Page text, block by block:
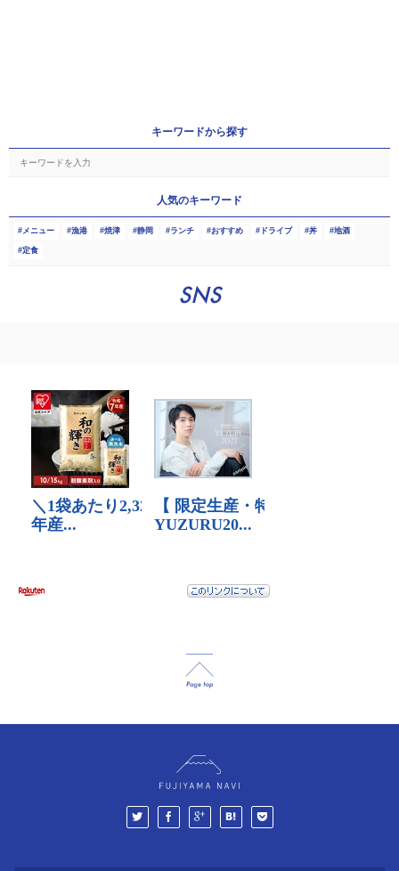
キーワードから探す
人気のキーワード
メニュー 漁港 焼津 静岡 ランチ おすすめ ドライブ 丼 地酒
定食
SNS